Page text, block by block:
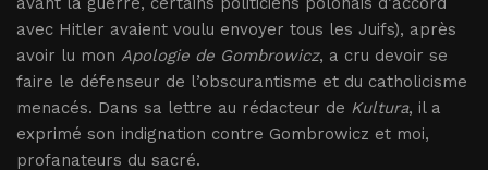
avec Hitler avaient voulu envoyer tous les Juifs), après
avoir lu mon Apologie de Gombrowicz, a cru devoir se
faire le défenseur de l’obscurantisme et du catholicisme
menacés. Dans sa lettre au rédacteur de Kultura, il a
exprimé son indignation contre Gombrowicz et moi,
profanateurs du sacré.